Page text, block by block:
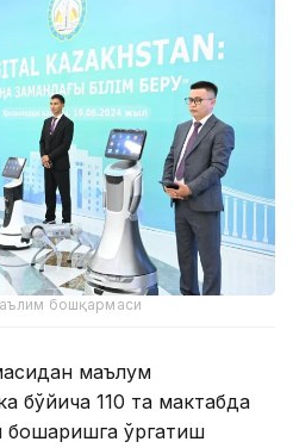
бошқармаси
маълум
бўйича 110 та мактабда
бошқаришга ўргатиш